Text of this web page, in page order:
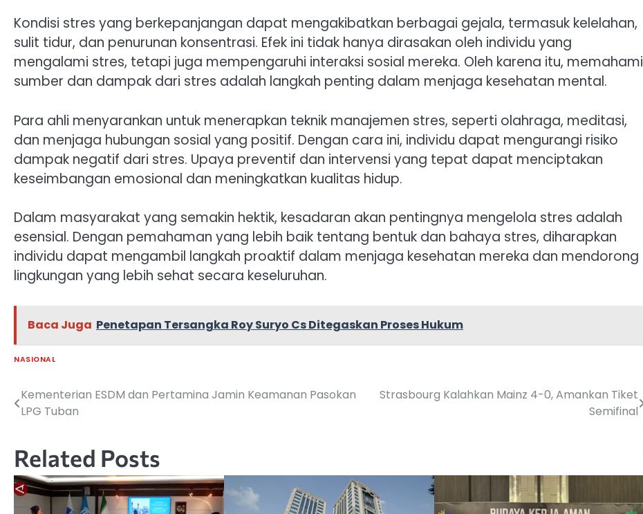
Kondisi stres yang berkepanjangan dapat mengakibatkan berbagai gejala, termasuk kelelahan,
sulit tidur, dan penurunan konsentrasi. Efek ini tidak hanya dirasakan oleh individu yang
mengalami stres, tetapi juga mempengaruhi interaksi sosial mereka. Oleh karena itu, memahami
sumber dan dampak dari stres adalah langkah penting dalam menjaga kesehatan mental.
Para ahli menyarankan untuk menerapkan teknik manajemen stres, seperti olahraga, meditasi,
dan menjaga hubungan sosial yang positif. Dengan cara ini, individu dapat mengurangi risiko
dampak negatif dari stres. Upaya preventif dan intervensi yang tepat dapat menciptakan
keseimbangan emosional dan meningkatkan kualitas hidup.
Dalam masyarakat yang semakin hektik, kesadaran akan pentingnya mengelola stres adalah
esensial. Dengan pemahaman yang lebih baik tentang bentuk dan bahaya stres, diharapkan
individu dapat mengambil langkah proaktif dalam menjaga kesehatan mereka dan mendorong
lingkungan yang lebih sehat secara keseluruhan.
Baca Juga Penetapan Tersangka Roy Suryo Cs Ditegaskan Proses Hukum
NASIONAL
Navigasi
Kementerian ESDM dan Pertamina Jamin Keamanan Pasokan
LPG Tuban
Strasbourg Kalahkan Mainz 4-0, Amankan Tiket
Semifinal
Related Posts